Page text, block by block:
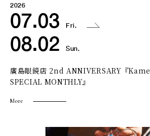
2026
07.03 Fri.
08.02 Sun.
廣島眼鏡店 2nd ANNIVERSARY『
SPECIAL MONTHLY』
More